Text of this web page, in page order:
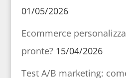
01/05/2026
Ecommerce
pronte? 15/04/2026
Test A/B marketing: